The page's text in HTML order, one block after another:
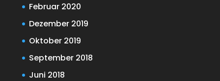
Februar 2020
Dezember 2019
Oktober 2019
September 2018
Juni 2018